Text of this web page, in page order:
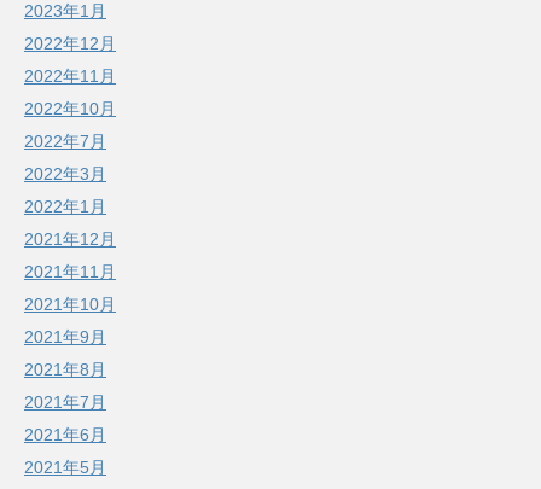
2023年1月
2022年12月
2022年11月
2022年10月
2022年7月
2022年3月
2022年1月
2021年12月
2021年11月
2021年10月
2021年9月
2021年8月
2021年7月
2021年6月
2021年5月